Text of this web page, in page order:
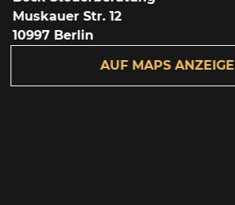
Muskauer Str. 12
10997 Berlin
AUF MAPS